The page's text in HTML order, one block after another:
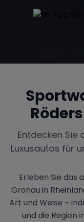
Entdecken Sie
Luxusautos für
Erleben Sie das
Gronau in
Art und Weise –
und die Region